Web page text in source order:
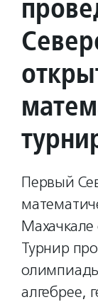
Первый
Турнир
алгебрее,